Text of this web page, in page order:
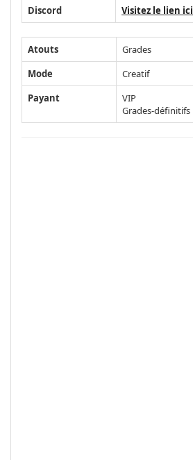
Discord
Visitez le lien ici
Atouts
Grades
Mode
Creatif
Payant
VIP
Grades-définitifs